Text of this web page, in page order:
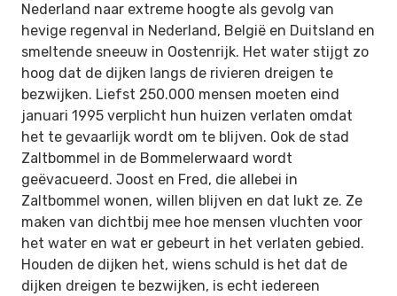
Nederland naar extreme hoogte als gevolg van
hevige regenval in Nederland, België en Duitsland en
smeltende sneeuw in Oostenrijk. Het water stijgt zo
hoog dat de dijken langs de rivieren dreigen te
bezwijken. Liefst 250.000 mensen moeten eind
januari 1995 verplicht hun huizen verlaten omdat
het te gevaarlijk wordt om te blijven. Ook de stad
Zaltbommel in de Bommelerwaard wordt
geëvacueerd. Joost en Fred, die allebei in
Zaltbommel wonen, willen blijven en dat lukt ze. Ze
maken van dichtbij mee hoe mensen vluchten voor
het water en wat er gebeurt in het verlaten gebied.
Houden de dijken het, wiens schuld is het dat de
dijken dreigen te bezwijken, is echt iedereen